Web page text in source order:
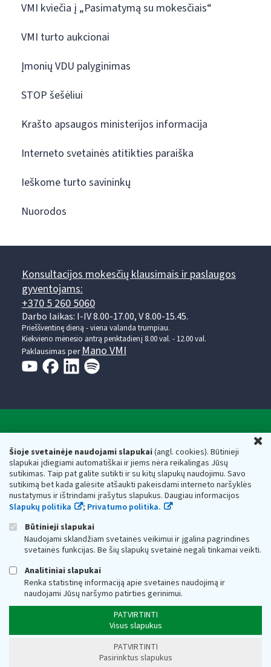
Šioje svetainėje naudojami slapukai(angl. cookies). Būtinieji
slapukai įdiegiami automatiškai ir jiems nėra reikalingas Jūsų
sutikimas. Taip pat galite sutikti ir su kitų slapukų naudojimu. Savo
sutikimą bet kada galėsite atšaukti pakeisdami interneto naršyklės
nustatymus ir ištrindami įrašytus slapukus. Daugiau informacijos
Slapukų politika
; Privatumo politika.
Būtinieji slapukai
Naudojami sklandžiam svetainės veikimui ir įgalina pagrindines
svetainės funkcijas. Be šių slapukų svetainė negali tinkamai veikti.
Analitiniai slapukai
Renka statistinę informaciją apie svetainės naudojimą ir
naudojami Jūsų naršymo patirties gerinimui.
PATVIRTINTI
Visus slapukus
PATVIRTINTI
Pasirinktus slapukus
VMI kviečia į „Pasimatymą su mokesčiais“
VMI turto aukcionai
Įmonių VDU palyginimas
STOP šešėliui
Krašto apsaugos ministerijos informacija
Interneto svetainės atitikties paraiška
Ieškome turto savininkų
Nuorodos
Konsultacijos mokesčių klausimais ir paslaugos
gyventojams:
+370 5 260 5060
Darbo laikas: I-IV 8.00-17.00, V 8.00-15.45.
Prieššventinę dieną - viena valanda trumpiau.
Kiekvieno mėnesio antrą penktadienį 8.00 val. - 12.00 val.
Paklausimas perMano VMI
Valstybinė mokesčių inspekcija prie Lietuvos
Respublikos finansų ministerijos
Biudžetinė įstaiga. Juridinio asmens kodas — 188659752,
adresas: Vasario 16-osios g. 14, 01107 Vilnius, Lietuva, el.paštas:
vmi@vmi.lt , E. pristatymo dėžutės adresas 188659752
Duomenys apie Valstybinę mokesčių inspekciją prie Lietuvos
Respublikos finansų ministerijos kaupiami ir saugomi Juridinių